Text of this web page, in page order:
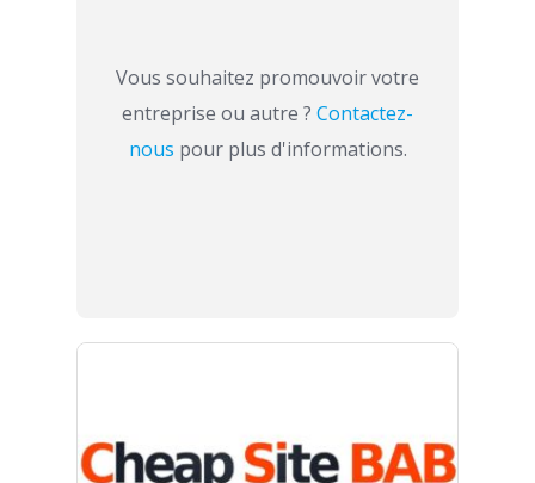
Vous souhaitez promouvoir votre
entreprise ou autre ? Contactez-
nous pour plus d'informations.